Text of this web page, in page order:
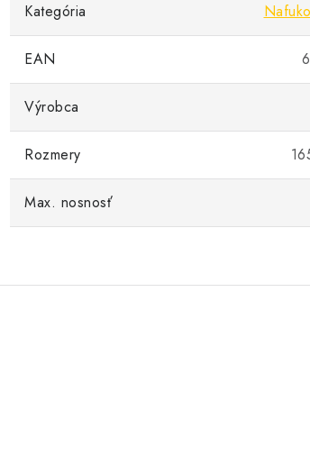
Kategória
EAN
Výrobca
Rozmery
Max. nosnosť